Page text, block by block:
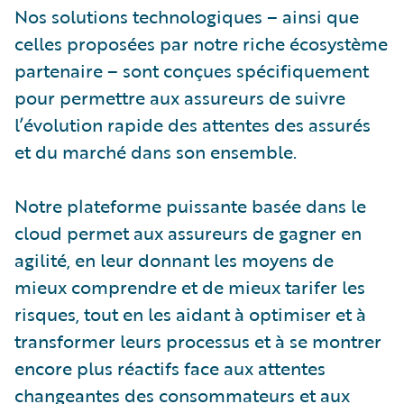
Nos solutions technologiques – ainsi que
celles proposées par notre riche écosystème
partenaire – sont conçues spécifiquement
pour permettre aux assureurs de suivre
l’évolution rapide des attentes des assurés
et du marché dans son ensemble.
Notre plateforme puissante basée dans le
cloud permet aux assureurs de gagner en
agilité, en leur donnant les moyens de
mieux comprendre et de mieux tarifer les
risques, tout en les aidant à optimiser et à
transformer leurs processus et à se montrer
encore plus réactifs face aux attentes
changeantes des consommateurs et aux